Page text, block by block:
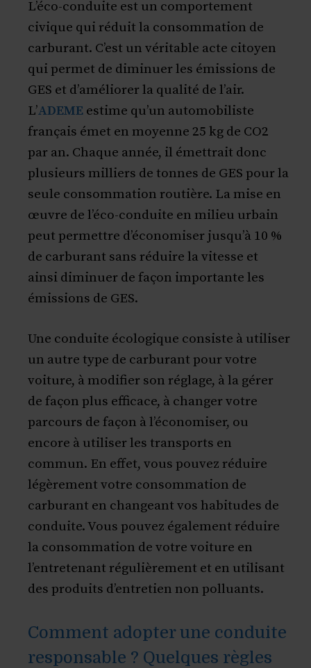
L’éco-conduite est un comportement
civique qui réduit la consommation de
carburant. C’est un véritable acte citoyen
qui permet de diminuer les émissions de
GES et d’améliorer la qualité de l’air.
L’ADEME estime qu’un automobiliste
français émet en moyenne 25 kg de CO2
par an. Chaque année, il émettrait donc
plusieurs milliers de tonnes de GES pour la
seule consommation routière. La mise en
œuvre de l’éco-conduite en milieu urbain
peut permettre d’économiser jusqu’à 10 %
de carburant sans réduire la vitesse et
ainsi diminuer de façon importante les
émissions de GES.
Une conduite écologique consiste à utiliser
un autre type de carburant pour votre
voiture, à modifier son réglage, à la gérer
de façon plus efficace, à changer votre
parcours de façon à l’économiser, ou
encore à utiliser les transports en
commun. En effet, vous pouvez réduire
légèrement votre consommation de
carburant en changeant vos habitudes de
conduite. Vous pouvez également réduire
la consommation de votre voiture en
l’entretenant régulièrement et en utilisant
des produits d’entretien non polluants.
Comment adopter une conduite
responsable ? Quelques règles